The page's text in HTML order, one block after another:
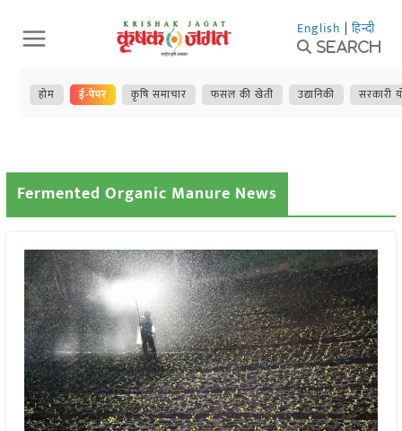
Skip
to
content
English | हिन्दी
Search
होम ई-पेपर कृषि समाचार फसल की खेती उद्यानिकी सरकारी
Fermented Organic Manure News